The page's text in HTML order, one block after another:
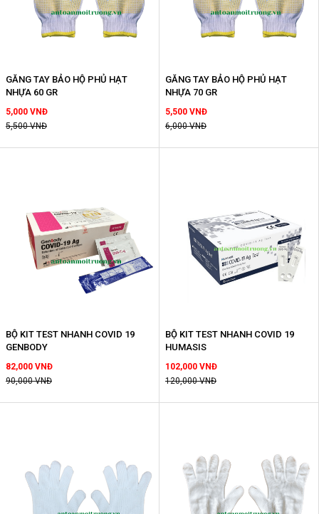
GĂNG TAY BẢO HỘ PHỦ HẠT
NHỰA 60 GR
5,000 VNĐ
5,500 VNĐ
GĂNG TAY BẢO HỘ PHỦ HẠT
NHỰA 70 GR
5,500 VNĐ
6,000 VNĐ
BỘ KIT TEST NHANH COVID 19
GENBODY
82,000 VNĐ
90,000 VNĐ
BỘ KIT TEST NHANH COVID 19
HUMASIS
102,000 VNĐ
120,000 VNĐ